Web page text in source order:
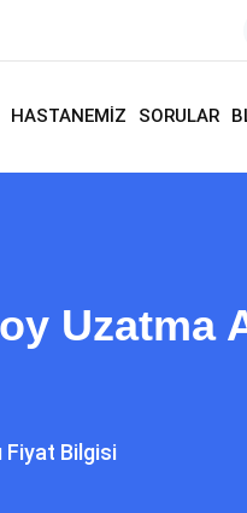
HASTANEMİZ SORULAR
Uzatma
Fiyat Bilgisi